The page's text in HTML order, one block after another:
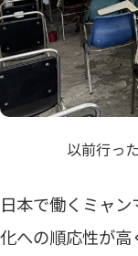
以前行っ
日本で働くミャ
化への順応性が高